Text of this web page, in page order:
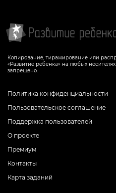
Копирование, тиражирование или
«Развитие ребенка» на любых
запрещено.
Политика конфиденциальности
Пользовательское соглашение
Поддержка пользователей
О проекте
Премиум
Контакты
Карта заданий